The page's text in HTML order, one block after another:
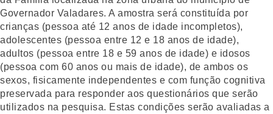
Governador Valadares. A amostra será constituída por
crianças (pessoa até 12 anos de idade incompletos),
adolescentes (pessoa entre 12 e 18 anos de idade),
adultos (pessoa entre 18 e 59 anos de idade) e idosos
(pessoa com 60 anos ou mais de idade), de ambos os
sexos, fisicamente independentes e com função cognitiva
preservada para responder aos questionários que serão
utilizados na pesquisa. Estas condições serão avaliadas a